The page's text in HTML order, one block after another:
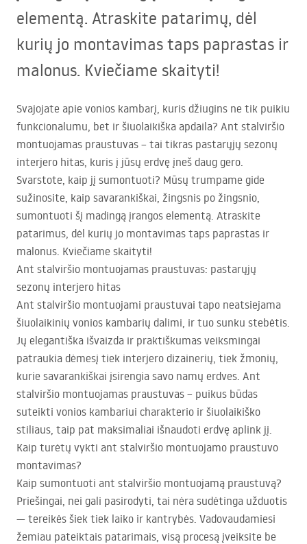
elementą. Atraskite patarimų, dėl
kurių jo montavimas taps paprastas ir
malonus. Kviečiame skaityti!
Svajojate apie vonios kambarį, kuris džiugins ne tik puikiu
funkcionalumu, bet ir šiuolaikiška apdaila? Ant stalviršio
montuojamas praustuvas – tai tikras pastarųjų sezonų
interjero hitas, kuris į jūsų erdvę įneš daug gero.
Svarstote, kaip jį sumontuoti? Mūsų trumpame gide
sužinosite, kaip savarankiškai, žingsnis po žingsnio,
sumontuoti šį madingą įrangos elementą. Atraskite
patarimus, dėl kurių jo montavimas taps paprastas ir
malonus. Kviečiame skaityti!
Ant stalviršio montuojamas praustuvas: pastarųjų
sezonų interjero hitas
Ant stalviršio montuojami praustuvai tapo neatsiejama
šiuolaikinių vonios kambarių dalimi, ir tuo sunku stebėtis.
Jų elegantiška išvaizda ir praktiškumas veiksmingai
patraukia dėmesį tiek interjero dizainerių, tiek žmonių,
kurie savarankiškai įsirengia savo namų erdves. Ant
stalviršio montuojamas praustuvas – puikus būdas
suteikti vonios kambariui charakterio ir šiuolaikiško
stiliaus, taip pat maksimaliai išnaudoti erdvę aplink jį.
Kaip turėtų vykti ant stalviršio montuojamo praustuvo
montavimas?
Kaip sumontuoti ant stalviršio montuojamą praustuvą?
Priešingai, nei gali pasirodyti, tai nėra sudėtinga užduotis
— tereikės šiek tiek laiko ir kantrybės. Vadovaudamiesi
žemiau pateiktais patarimais, visą procesą įveiksite be